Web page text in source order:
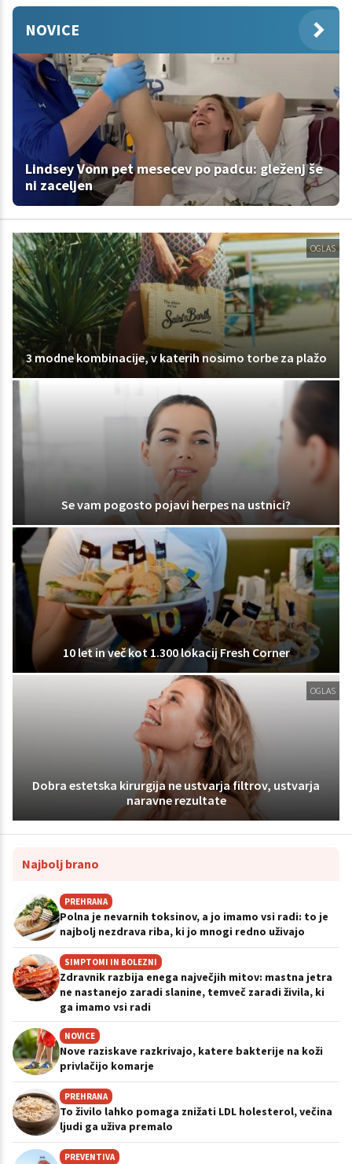
NOVICE
Lindsey Vonn pet mesecev po padcu: gleženj še
ni zaceljen
OGLAS
3 modne kombinacije, v katerih nosimo torbe za plažo
Se vam pogosto pojavi herpes na ustnici?
10 let in več kot 1.300 lokacij Fresh Corner
OGLAS
Dobra estetska kirurgija ne ustvarja filtrov, ustvarja
naravne rezultate
Najbolj brano
PREHRANA
Polna je nevarnih toksinov, a jo imamo vsi radi: to je
najbolj nezdrava riba, ki jo mnogi redno uživajo
SIMPTOMI IN BOLEZNI
Zdravnik razbija enega največjih mitov: mastna jetra
ne nastanejo zaradi slanine, temveč zaradi živila, ki
ga imamo vsi radi
NOVICE
Nove raziskave razkrivajo, katere bakterije na koži
privlačijo komarje
PREHRANA
To živilo lahko pomaga znižati LDL holesterol, večina
ljudi ga uživa premalo
PREVENTIVA